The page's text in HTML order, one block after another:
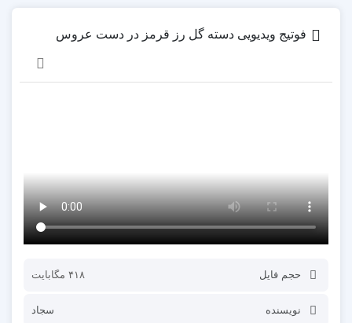
فوتیج ویدیویی دسته گل رز قرمز در دست عروس
حجم فایل ۴۱۸ مگابایت
نویسنده سجاد